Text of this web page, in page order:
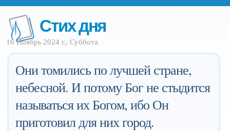
Стих дня
16 Ноябрь 2024 г., Суббота
Они томились по лучшей стране,
небесной. И потому Бог не стыдится
называться их Богом, ибо Он
приготовил для них город.